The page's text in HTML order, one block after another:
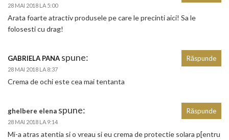
28 MAI 2018 LA 5:00
Arata foarte atractiv produsele pe care le precinti aici! Sa le
folosesti cu drag!
GABRIELA PANA spune:
28 MAI 2018 LA 8:37
Crema de ochi este cea mai tentanta
Răspunde
ghelbere elena spune:
28 MAI 2018 LA 9:14
Mi-a atras atentia si o vreau si eu crema de protectie solara p[entru
Răspunde